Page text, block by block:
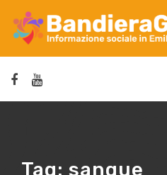
Tag: sangue